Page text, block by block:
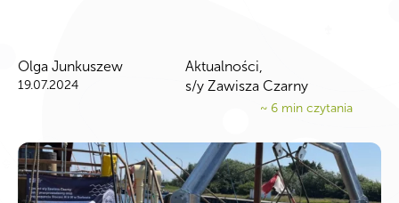
Olga Junkuszew
19.07.2024
Aktualności,
s/y Zawisza Czarny
~ 6 min czytania